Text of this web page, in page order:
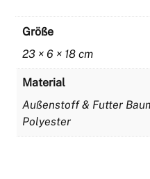
Größe
23 × 6 × 18 cm
Material
Außenstoff & Futter
Polyester